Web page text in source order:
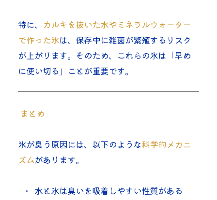
特に、 カルキを抜いた水やミネラルウォーター
で作った氷は、保存中に雑菌が繁殖するリスク
が上がります。そのため、これらの氷は「早め
に使い切る」ことが重要です。
まとめ
氷が臭う原因には、以下のような科学的メカニ
ズムがあります。
水と氷は臭いを吸着しやすい性質がある